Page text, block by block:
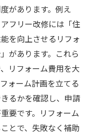
があります。例え
フリー改修には「住
を向上させるリフォ
があります。これら
リフォーム費用を大
ォーム計画を立てる
るかを確認し、申請
要です。リフォーム
とで、失敗なく補助